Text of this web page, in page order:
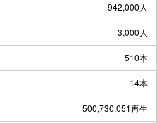
942,000人
3,000人
510本
14本
500,730,051再生